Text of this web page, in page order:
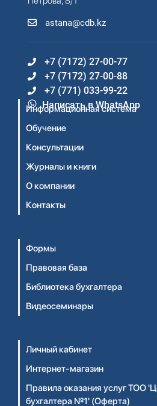
astana@cdb.kz
+7 (7172) 27-00-77
+7 (7172) 27-00-88
+7 (771) 033-99-22
Написать в WhatsApp
Информационная система
Обучение
Консультации
Журналы и книги
О компании
Контакты
Формы
Правовая база
Библиотека бухгалтера
Видеосеминары
Личный кабинет
Интернет-магазин
Правила оказания услуг ТОО
бухгалтера №1' (Оферта)